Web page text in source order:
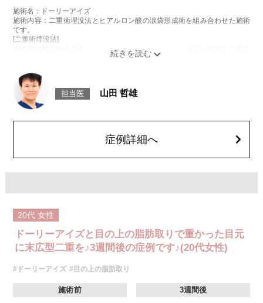
施術名：ドーリーアイズ
施術内容：二重術埋没法とヒアルロン酸の涙袋形成術を組み合わせた施術
です。
[二重術埋没法]
医療用の縫合糸を皮膚から瞼板に通し、結紮した糸を皮下へ埋没し二重ま
目の下にヒアルロン酸を注入することで涙袋を形成する施術です。
施術時間：約15～20分程
リスク、副作用：腫れ、内出血、疼痛、目がごろごろする違和感などが術
後一時的に生じることがございます。また、稀に細菌感染症、左右差、重
症、血管閉塞などが生じることがございます。注入箇所を強く刺激するよ
うなマッサージは1〜2週間ほどお控えください。
費用：モニター価格54,800円(税込)
担当医 山田 哲雄
症例詳細へ
20代 女性
ドーリーアイズと目の上の脂肪取りで重かった目元
に末広型二重を♪3週間後の症例です♪(20代女性)
#ドーリーアイズ #目の上の脂肪取り
施術前 3週間後